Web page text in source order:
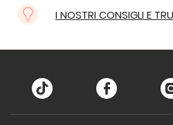
I NOSTRI CONSIGLI E